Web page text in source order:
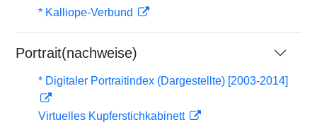
* Kalliope-Verbund
Portrait(nachweise)
* Digitaler Portraitindex (Dargestellte) [2003-2014]
Virtuelles Kupferstichkabinett